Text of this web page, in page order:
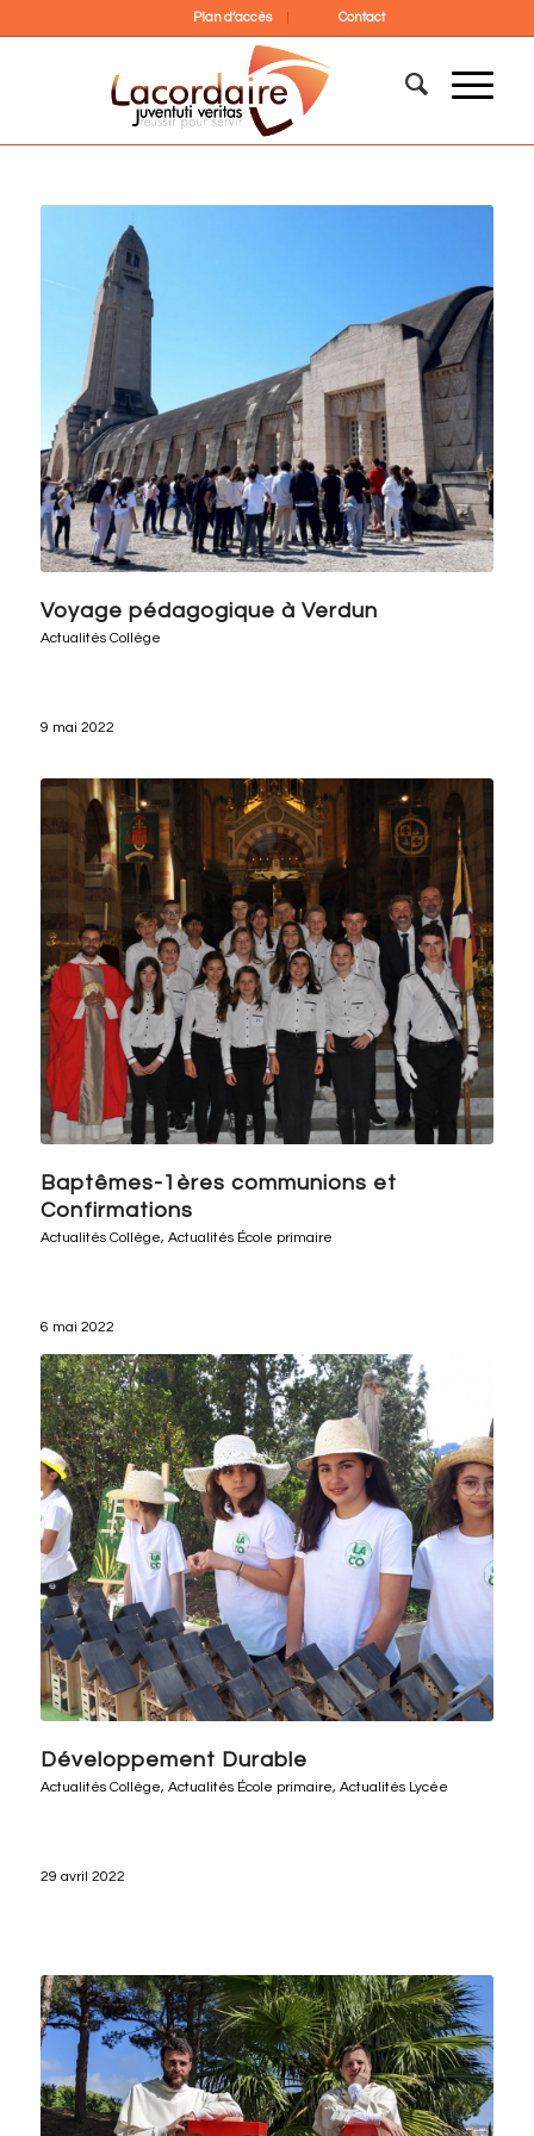
Plan d’accès Contact
Voyage pédagogique à Verdun
Actualités Collège
9 mai 2022
Baptêmes-1ères communions et
Confirmations
Actualités Collège, Actualités École primaire
6 mai 2022
Développement Durable
Actualités Collège, Actualités École primaire, Actualités Lycée
29 avril 2022